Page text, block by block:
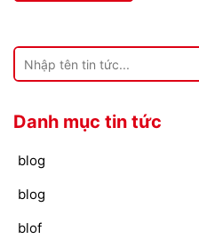
Danh mục tin tức
blog
blog
blof